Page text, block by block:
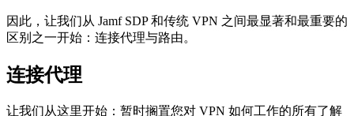
因此，让我们从 Jamf SDP 和传统 VPN 之间最显著和最重要的
区别之一开始：连接代理与路由。
连接代理
让我们从这里开始：暂时搁置您对 VPN 如何工作的所有了解